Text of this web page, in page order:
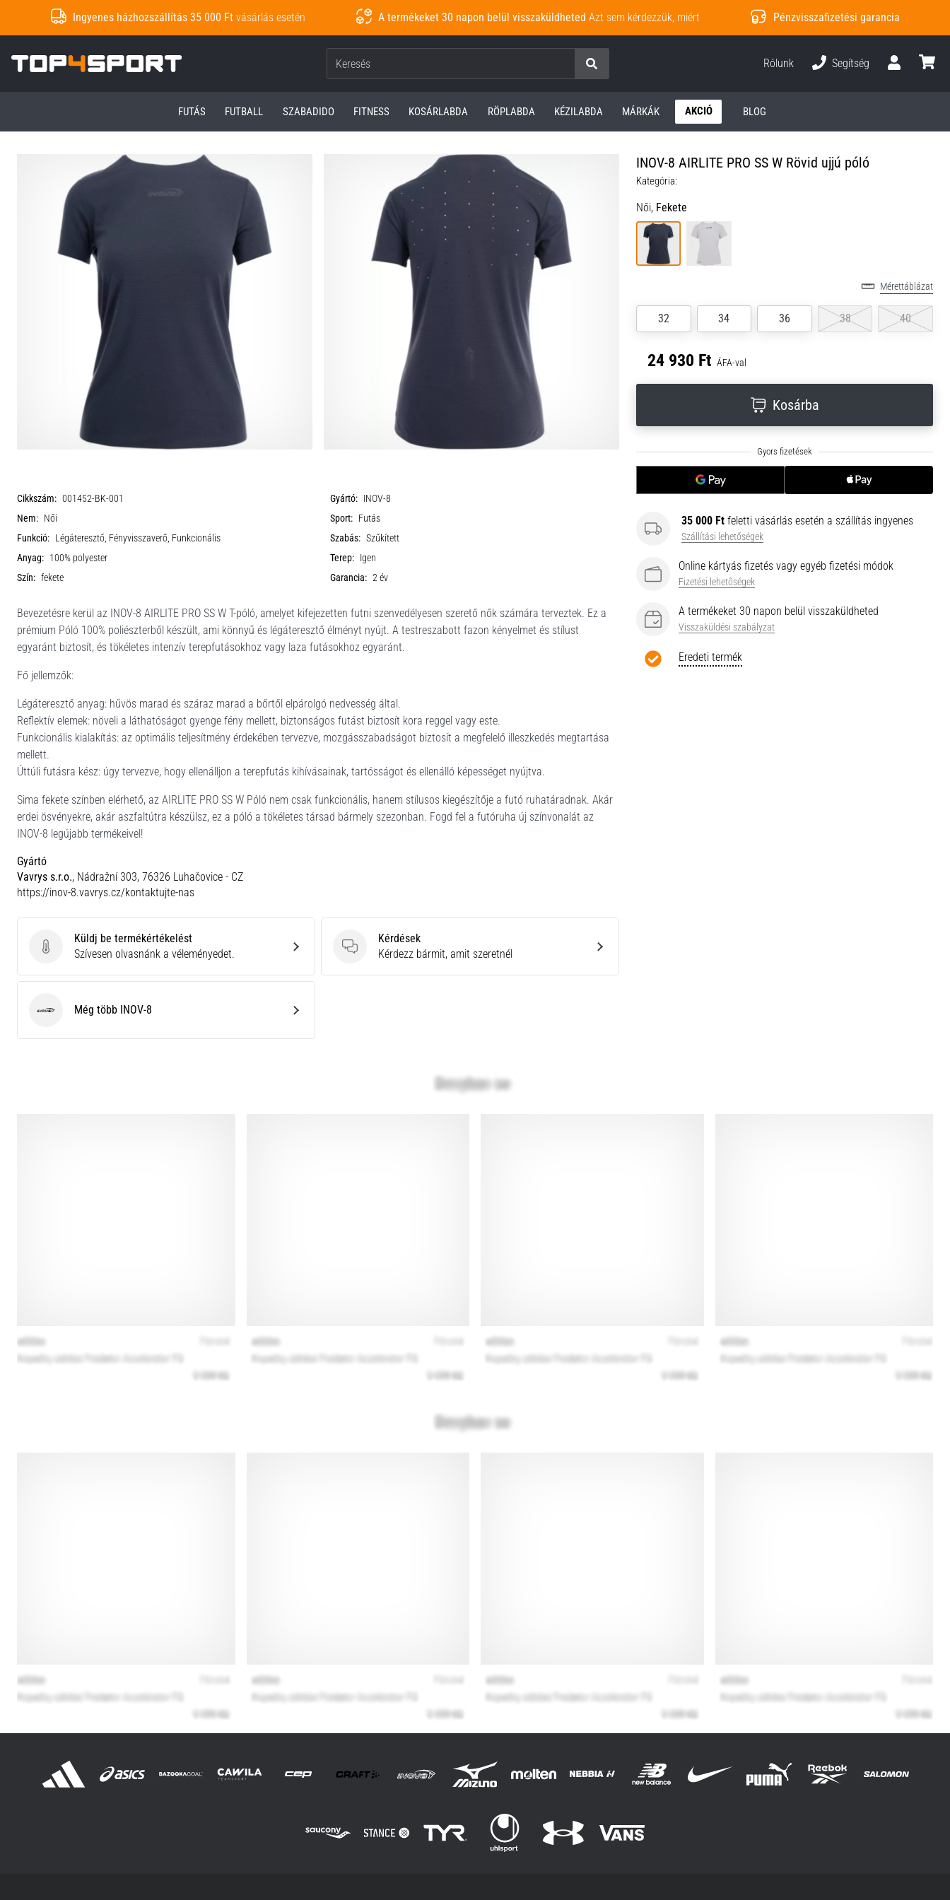
Ingyenes házhozszállítás 35 000 Ft vásárlás esetén A termékeket 30 napon belül visszaküldheted Azt sem kérdezzük, miért Pénzvisszafizetési garancia
Top4Sport.hu
Keresés
Rólunk
Segítség
FUTÁS FUTBALL SZABADIDO FITNESS KOSÁRLABDA RÖPLABDA KÉZILABDA MÁRKÁK AKCIÓ BLOG
INOV-8 AIRLITE PRO SS W Rövid ujjú póló
Kategória:
Női, Fekete
Mérettáblázat
32 34 36 38 40
24 930 Ft ÁFA-val
Kosárba
35 000 Ft feletti vásárlás esetén a szállítás ingyenes
Szállítási lehetőségek
Online kártyás fizetés vagy egyéb fizetési módok
Fizetési lehetőségek
A termékeket 30 napon belül visszaküldheted
Visszaküldési szabályzat
Eredeti termék
Cikkszám: 001452-BK-001 Gyártó: INOV-8
Nem: Női Sport: Futás
Funkció: Légáteresztő, Fényvisszaverő, Funkcionális Szabás: Szűkített
Anyag: 100% polyester Terep: Igen
Szín: fekete Garancia: 2 év
Bevezetésre kerül az INOV-8 AIRLITE PRO SS W T-póló, amelyet kifejezetten futni szenvedélyesen szerető nők számára terveztek. Ez a
prémium Póló 100% poliészterből készült, ami könnyű és légáteresztő élményt nyújt. A testreszabott fazon kényelmet és stílust
egyaránt biztosít, és tökéletes intenzív terepfutásokhoz vagy laza futásokhoz egyaránt.
Fő jellemzők:
Légáteresztő anyag: hűvös marad és száraz marad a bőrtől elpárolgó nedvesség által.
Reflektív elemek: növeli a láthatóságot gyenge fény mellett, biztonságos futást biztosít kora reggel vagy este.
Funkcionális kialakítás: az optimális teljesítmény érdekében tervezve, mozgásszabadságot biztosít a megfelelő illeszkedés megtartása
mellett.
Úttúli futásra kész: úgy tervezve, hogy ellenálljon a terepfutás kihívásainak, tartósságot és ellenálló képességet nyújtva.
Sima fekete színben elérhető, az AIRLITE PRO SS W Póló nem csak funkcionális, hanem stílusos kiegészítője a futó ruhatáradnak. Akár
erdei ösvényekre, akár aszfaltútra készülsz, ez a póló a tökéletes társad bármely szezonban. Fogd fel a futóruha új színvonalát az
INOV-8 legújabb termékeivel!
Gyártó
Vavrys s.r.o., Nádražní 303, 76326 Luhačovice - CZ
https://inov-8.vavrys.cz/kontaktujte-nas
Küldj be termékértékelést
Küldj be termékértékelést
Szívesen olvasnánk a véleményedet.
Kérdések
Kérdések
Kérdezz bármit, amit szeretnél
INOV-8Még több INOV-8